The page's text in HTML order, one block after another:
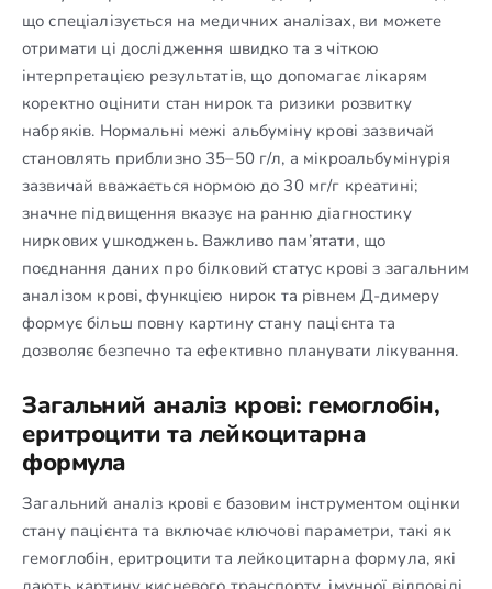
що спеціалізується на медичних аналізах, ви можете
отримати ці дослідження швидко та з чіткою
інтерпретацією результатів, що допомагає лікарям
коректно оцінити стан нирок та ризики розвитку
набряків. Нормальні межі альбуміну крові зазвичай
становлять приблизно 35–50 г/л, а мікроальбумінурія
зазвичай вважається нормою до 30 мг/г креатині;
значне підвищення вказує на ранню діагностику
ниркових ушкоджень. Важливо пам’ятати, що
поєднання даних про білковий статус крові з загальним
аналізом крові, функцією нирок та рівнем Д-димеру
формує більш повну картину стану пацієнта та
дозволяє безпечно та ефективно планувати лікування.
Загальний аналіз крові: гемоглобін,
еритроцити та лейкоцитарна
формула
Загальний аналіз крові є базовим інструментом оцінки
стану пацієнта та включає ключові параметри, такі як
гемоглобін, еритроцити та лейкоцитарна формула, які